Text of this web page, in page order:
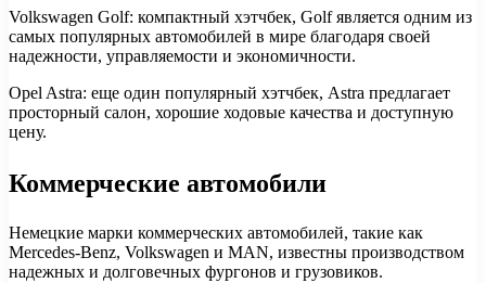
Volkswagen Golf: компактный хэтчбек, Golf является одним из
самых популярных автомобилей в мире благодаря своей
надежности, управляемости и экономичности.
Opel Astra: еще один популярный хэтчбек, Astra предлагает
просторный салон, хорошие ходовые качества и доступную
цену.
Коммерческие автомобили
Немецкие марки коммерческих автомобилей, такие как
Mercedes-Benz, Volkswagen и MAN, известны производством
надежных и долговечных фургонов и грузовиков.